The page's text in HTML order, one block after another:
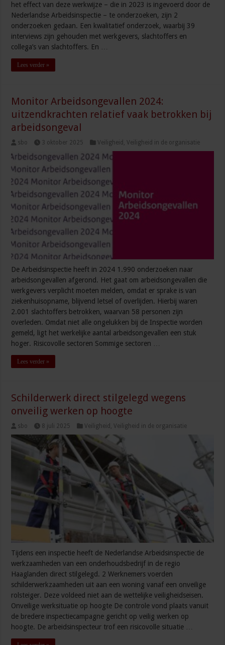
het effect van deze werkwijze – die in 2023 is ingevoerd door de
Nederlandse Arbeidsinspectie – te onderzoeken, zijn 2
onderzoeken gedaan. Een kwalitatief onderzoek, waarbij 39
interviews zijn gehouden met werkgevers, slachtoffers en
collega’s van slachtoffers. En …
Lees verder »
Monitor Arbeidsongevallen 2024:
uitzendkrachten relatief vaak betrokken bij
arbeidsongeval
sbo 3 oktober 2025 Veiligheid ,Veiligheid in de organisatie
De Arbeidsinspectie heeft in 2024 1.990 onderzoeken naar
arbeidsongevallen afgerond. Het gaat om arbeidsongevallen die
werkgevers verplicht moeten melden, omdat er sprake is van
ziekenhuisopname, blijvend letsel of overlijden. Hierbij waren
2.001 slachtoffers betrokken, waarvan 58 personen zijn
overleden. Omdat niet alle ongelukken bij de Inspectie worden
gemeld, ligt het werkelijke aantal arbeidsongevallen een stuk
hoger. Risicovolle sectoren Sommige sectoren …
Lees verder »
Schilderwerk direct stilgelegd wegens
onveilig werken op hoogte
sbo 8 juli 2025 Veiligheid ,Veiligheid in de organisatie
Tijdens een inspectie heeft de Nederlandse Arbeidsinspectie de
werkzaamheden van een onderhoudsbedrijf in de regio
Haaglanden direct stilgelegd. 2 Werknemers voerden
schilderwerkzaamheden uit aan een woning vanaf een onveilige
rolsteiger. Deze voldeed niet aan de wettelijke veiligheidseisen.
Onveilige werksituatie op hoogte De controle vond plaats vanuit
de bredere inspectiecampagne gericht op veilig werken op
hoogte. De arbeidsinspecteur trof een risicovolle situatie …